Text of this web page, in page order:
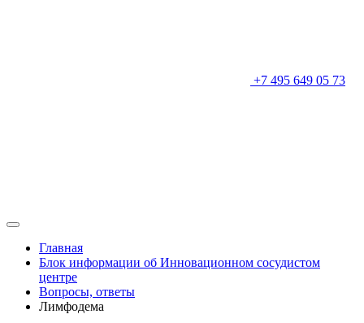
+7 495 649 05 73
Главная
Блок информации об Инновационном сосудистом
центре
Вопросы, ответы
Лимфодема